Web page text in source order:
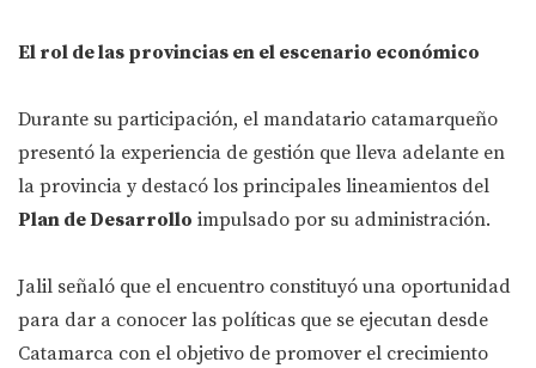
El rol de las provincias en el escenario económico
Durante su participación, el mandatario catamarqueño
presentó la experiencia de gestión que lleva adelante en
la provincia y destacó los principales lineamientos del
Plan de Desarrollo impulsado por su administración.
Jalil señaló que el encuentro constituyó una oportunidad
para dar a conocer las políticas que se ejecutan desde
Catamarca con el objetivo de promover el crecimiento